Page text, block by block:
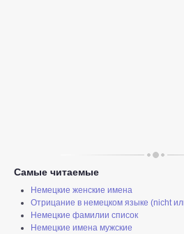
Самые читаемые
Немецкие женские имена
Отрицание в немецком языке (nicht
Немецкие фамилии список
Немецкие имена мужские